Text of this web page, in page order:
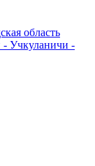
область
Учкуланичи -